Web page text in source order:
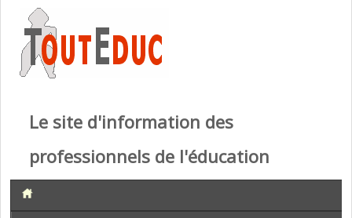
Le site d'information des
professionnels de l'éducation